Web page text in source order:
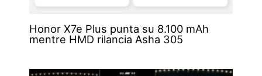
Honor X7e Plus punta su 8.100 mAh
mentre HMD rilancia Asha 305